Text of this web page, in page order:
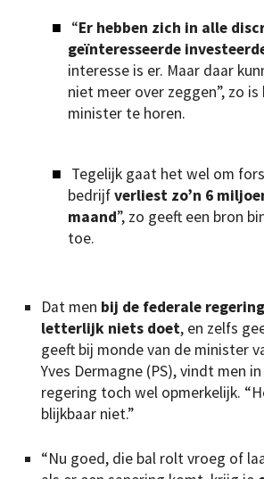
“Er hebben zich in alle
geïnteresseerde
interesse is er. Maar daar
niet meer over zeggen”, zo is
minister te horen.
Tegelijk gaat het wel om
bedrijfverliest zo’n 6
maand”, zo geeft een bron
toe.
Dat men bij de federale
letterlijk niets doet, en zelfs
geeft bij monde van de minister
Yves Dermagne (PS), vindt men
regering toch wel opmerkelijk.
blijkbaar niet.”
“Nu goed, die bal rolt vroeg of